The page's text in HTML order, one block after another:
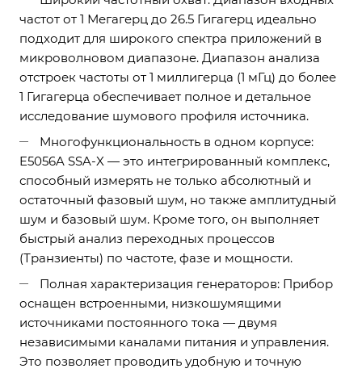
частот от 1 Мегагерц до 26.5 Гигагерц идеально
подходит для широкого спектра приложений в
микроволновом диапазоне. Диапазон анализа
отстроек частоты от 1 миллигерца (1 мГц) до более
1 Гигагерца обеспечивает полное и детальное
исследование шумового профиля источника.
Многофункциональность в одном корпусе:
E5056A SSA-X — это интегрированный комплекс,
способный измерять не только абсолютный и
остаточный фазовый шум, но также амплитудный
шум и базовый шум. Кроме того, он выполняет
быстрый анализ переходных процессов
(Транзиенты) по частоте, фазе и мощности.
Полная характеризация генераторов: Прибор
оснащен встроенными, низкошумящими
источниками постоянного тока — двумя
независимыми каналами питания и управления.
Это позволяет проводить удобную и точную